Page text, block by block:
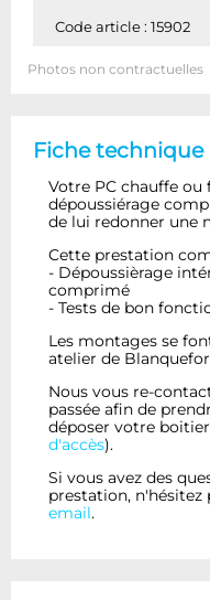
Code article : 15902
Photos non contractuelles
Fiche technique
Votre PC chauffe
dépoussiérage
de lui redonner une
Cette prestation
- Dépoussièrage
comprimé
- Tests de bon
Les montages se
atelier de
Nous vous re-
passée afin de
déposer votre
d'accès).
Si vous avez des
prestation, n'hésitez
email.